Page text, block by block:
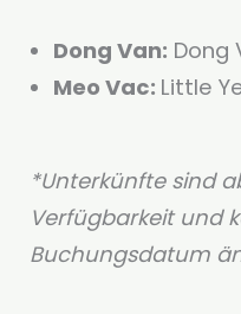
Dong Van: Dong
Meo Vac: Little
*Unterkünfte sind
Verfügbarkeit und
Buchungsdatum